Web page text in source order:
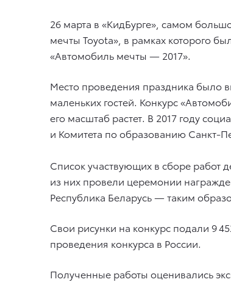
26 марта в «КидБурге», самом
мечты Toyota», в рамках которого
«Автомобиль мечты — 2017».
Место проведения праздника было
маленьких гостей. Конкурс
его масштаб растет. В 2017 году
и Комитета по образованию Санкт-
Список участвующих в сборе работ
из них провели церемонии
Республика Беларусь — таким
Свои рисунки на конкурс подали 9
проведения конкурса в России.
Полученные работы оценивались